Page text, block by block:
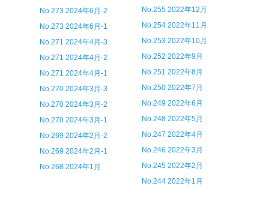
No.273 2024年6月-2
No.273 2024年6月-1
No.271 2024年4月-3
No.271 2024年4月-2
No.271 2024年4月-1
No.270 2024年3月-3
No.270 2024年3月-2
No.270 2024年3月-1
No.269 2024年2月-2
No.269 2024年2月-1
No.268 2024年1月
No.255 2022年12月
No.254 2022年11月
No.253 2022年10月
No.252 2022年9月
No.251 2022年8月
No.250 2022年7月
No.249 2022年6月
No.248 2022年5月
No.247 2022年4月
No.246 2022年3月
No.245 2022年2月
No.244 2022年1月